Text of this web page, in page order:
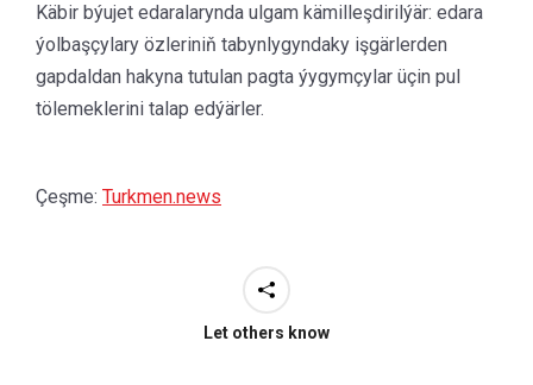
Käbir býujet edaralarynda ulgam kämilleşdirilýär: edara
ýolbaşçylary özleriniň tabynlygyndaky işgärlerden
gapdaldan hakyna tutulan pagta ýygymçylar üçin pul
tölemeklerini talap edýärler.
Çeşme: Turkmen.news
Let others know